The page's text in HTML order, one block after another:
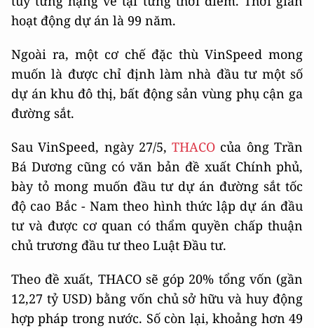
hoạt động dự án là 99 năm.
Ngoài ra, một cơ chế đặc thù VinSpeed mong
muốn là được chỉ định làm nhà đầu tư một số
dự án khu đô thị, bất động sản vùng phụ cận ga
đường sắt.
Sau VinSpeed, ngày 27/5,THACO của ông Trần
Bá Dương cũng có văn bản đề xuất Chính phủ,
bày tỏ mong muốn đầu tư dự án đường sắt tốc
độ cao Bắc - Nam theo hình thức lập dự án đầu
tư và được cơ quan có thẩm quyền chấp thuận
chủ trương đầu tư theo Luật Đầu tư.
Theo đề xuất, THACO sẽ góp 20% tổng vốn (gần
12,27 tỷ USD) bằng vốn chủ sở hữu và huy động
hợp pháp trong nước. Số còn lại, khoảng hơn 49